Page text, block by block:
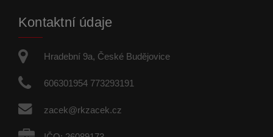
Kontaktní údaje
Hradební 9a, České Budějovice
606301954 773293191
zacek@rkzacek.cz